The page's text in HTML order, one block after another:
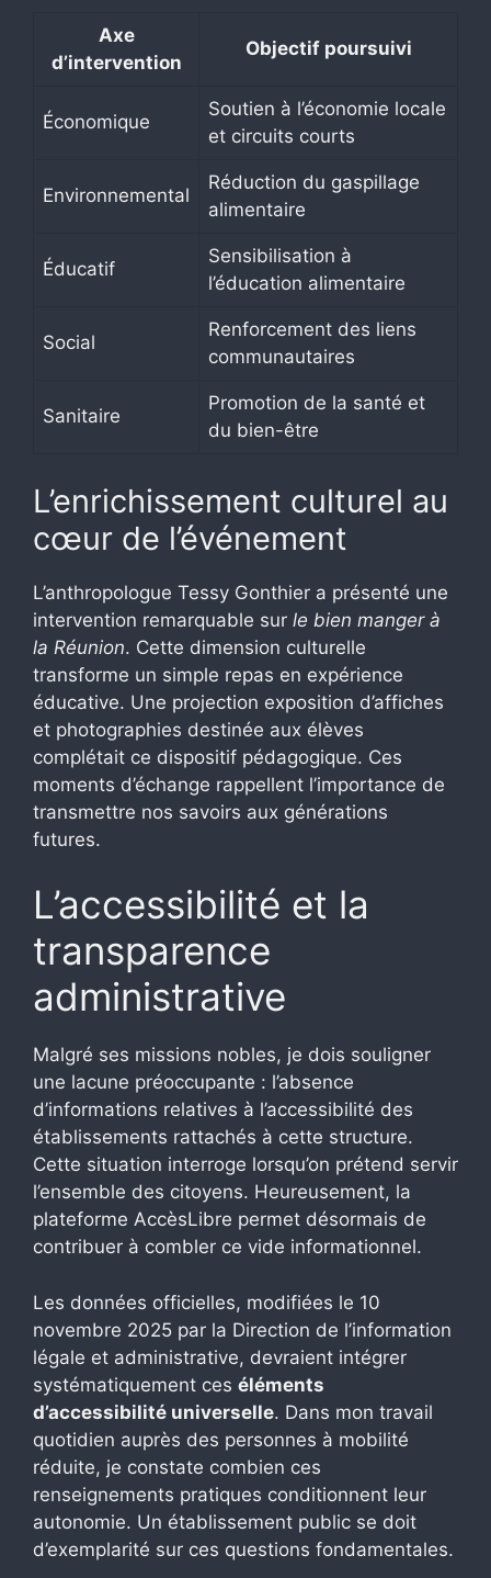
Axe
d’intervention
Objectif poursuivi
Économique
Soutien à l’économie locale
et circuits courts
Environnemental
Réduction du gaspillage
alimentaire
Éducatif
Sensibilisation à
l’éducation alimentaire
Social
Renforcement des liens
communautaires
Sanitaire
Promotion de la santé et
du bien-être
L’enrichissement culturel au
cœur de l’événement
L’anthropologue Tessy Gonthier a présenté une
intervention remarquable sur le bien manger à
la Réunion. Cette dimension culturelle
transforme un simple repas en expérience
éducative. Une projection exposition d’affiches
et photographies destinée aux élèves
complétait ce dispositif pédagogique. Ces
moments d’échange rappellent l’importance de
transmettre nos savoirs aux générations
futures.
L’accessibilité et la
transparence
administrative
Malgré ses missions nobles, je dois souligner
une lacune préoccupante : l’absence
d’informations relatives à l’accessibilité des
établissements rattachés à cette structure.
Cette situation interroge lorsqu’on prétend servir
l’ensemble des citoyens. Heureusement, la
plateforme AccèsLibre permet désormais de
contribuer à combler ce vide informationnel.
Les données officielles, modifiées le 10
novembre 2025 par la Direction de l’information
légale et administrative, devraient intégrer
systématiquement ces éléments
d’accessibilité universelle. Dans mon travail
quotidien auprès des personnes à mobilité
réduite, je constate combien ces
renseignements pratiques conditionnent leur
autonomie. Un établissement public se doit
d’exemplarité sur ces questions fondamentales.